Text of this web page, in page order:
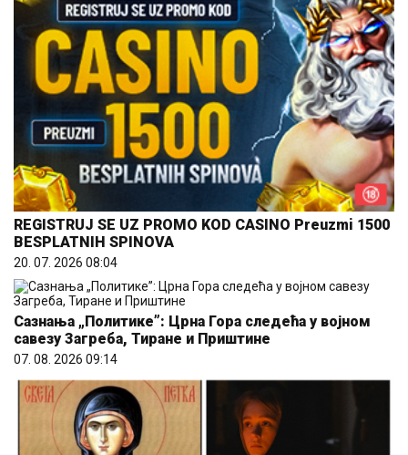
REGISTRUJ SE UZ PROMO KOD CASINO Preuzmi 1500
BESPLATNIH SPINOVA
20. 07. 2026 08:04
Сазнања „Политике”: Црна Гора следећа у војном
савезу Загреба, Тиране и Приштине
07. 08. 2026 09:14